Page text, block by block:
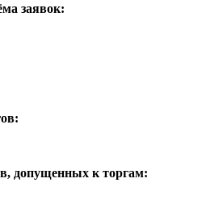
заявок:
допущенных к торгам: